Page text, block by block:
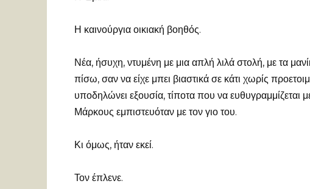
Η καινούργια οικιακή βοηθός.
Νέα, ήσυχη, ντυμένη με μια απλή λιλά στολή, με τα
πίσω, σαν να είχε μπει βιαστικά σε κάτι χωρίς
υποδηλώνει εξουσία, τίποτα που να
Μάρκους εμπιστευόταν με τον γιο του.
Κι όμως, ήταν εκεί.
Τον έπλενε.